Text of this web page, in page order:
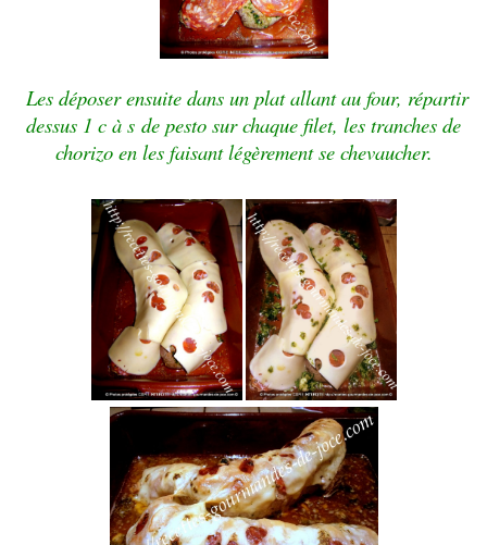
Les déposer ensuite dans un plat allant au four, répartir
dessus 1 c à s de pesto sur chaque filet, les tranches de
chorizo en les faisant légèrement se chevaucher.